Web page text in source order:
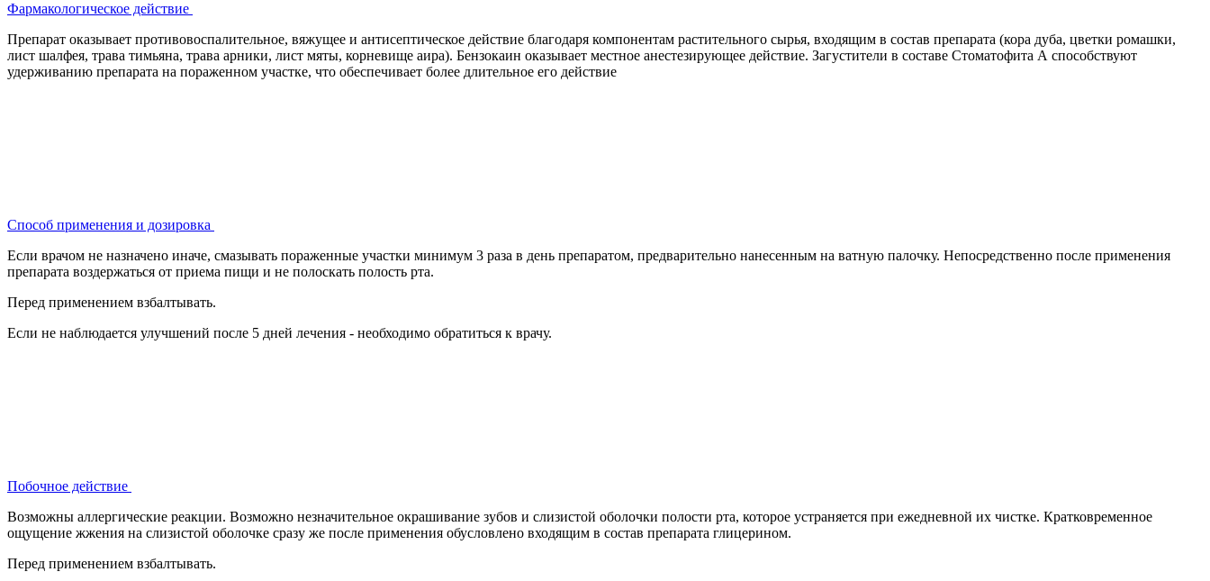
Фармакологическое действие
Препарат оказывает противовоспалительное, вяжущее и антисептическое действие благодаря компонентам растительного сырья, входящим в состав препарата (кора дуба, цветки ромашки,
лист шалфея, трава тимьяна, трава арники, лист мяты, корневище аира). Бензокаин оказывает местное анестезирующее действие. Загустители в составе Стоматофита А способствуют
удерживанию препарата на пораженном участке, что обеспечивает более длительное его действие
Способ применения и дозировка
Если врачом не назначено иначе, смазывать пораженные участки минимум 3 раза в день препаратом, предварительно нанесенным на ватную палочку. Непосредственно после применения
препарата воздержаться от приема пищи и не полоскать полость рта.
Перед применением взбалтывать.
Если не наблюдается улучшений после 5 дней лечения - необходимо обратиться к врачу.
Побочное действие
Возможны аллергические реакции. Возможно незначительное окрашивание зубов и слизистой оболочки полости рта, которое устраняется при ежедневной их чистке. Кратковременное
ощущение жжения на слизистой оболочке сразу же после применения обусловлено входящим в состав препарата глицерином.
Перед применением взбалтывать.